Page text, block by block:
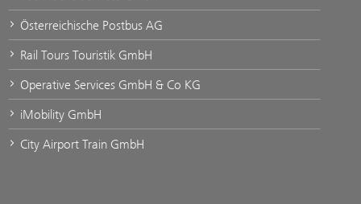
Österreichische Postbus AG
Rail Tours Touristik GmbH
Operative Services GmbH & Co KG
iMobility GmbH
City Airport Train GmbH